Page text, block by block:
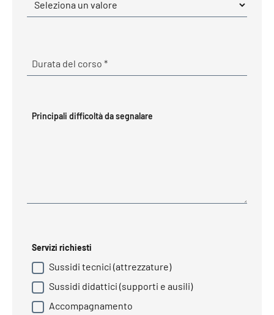
Durata del corso *Obbligatorio
Principali difficoltà da segnalare
Servizi richiesti
Sussidi tecnici (attrezzature)
Sussidi didattici (supporti e ausili)
Accompagnamento